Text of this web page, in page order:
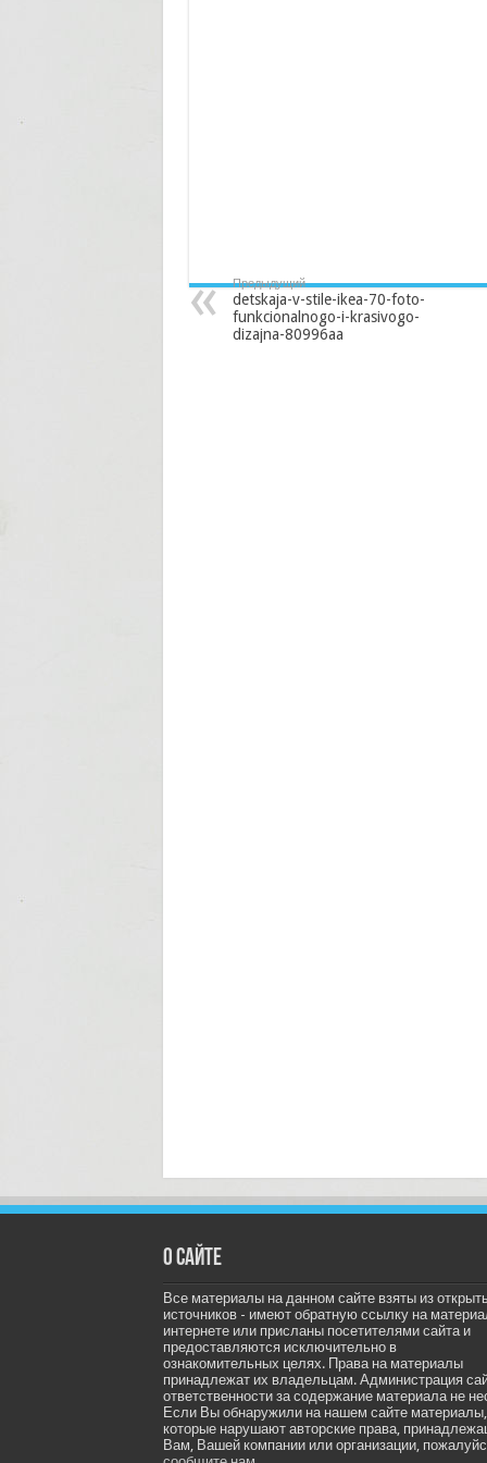
Предыдущий
detskaja-v-stile-ikea-70-foto-
funkcionalnogo-i-krasivogo-
dizajna-80996aa
О сайте
Все материалы на данном сайте взяты из
источников - имеют обратную ссылку на
интернете или присланы посетителями сайта и
предоставляются исключительно в
ознакомительных целях. Права на материалы
принадлежат их владельцам. Администрация
ответственности за содержание материала не
Если Вы обнаружили на нашем сайте материалы,
которые нарушают авторские права,
Вам, Вашей компании или организации,